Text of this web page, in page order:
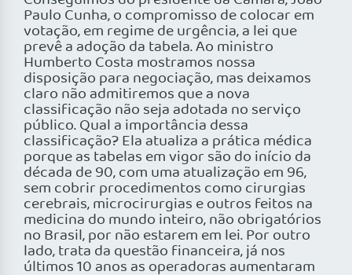
Paulo Cunha, o compromisso de colocar em
votação, em regime de urgência, a lei que
prevê a adoção da tabela. Ao ministro
Humberto Costa mostramos nossa
disposição para negociação, mas deixamos
claro não admitiremos que a nova
classificação não seja adotada no serviço
público. Qual a importância dessa
classificação? Ela atualiza a prática médica
porque as tabelas em vigor são do início da
década de 90, com uma atualização em 96,
sem cobrir procedimentos como cirurgias
cerebrais, microcirurgias e outros feitos na
medicina do mundo inteiro, não obrigatórios
no Brasil, por não estarem em lei. Por outro
lado, trata da questão financeira, já nos
últimos 10 anos as operadoras aumentaram